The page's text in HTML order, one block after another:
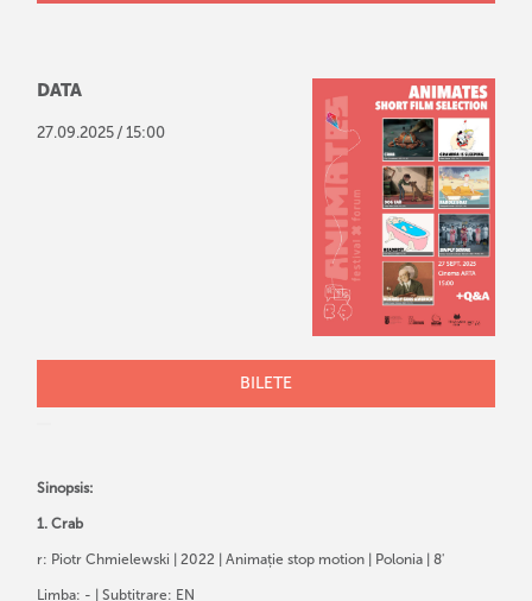
DATA
27.09.2025 / 15:00
BILETE
Sinopsis:
1. Crab
r: Piotr Chmielewski | 2022 | Animație stop motion | Polonia | 8'
Limba: - | Subtitrare: EN